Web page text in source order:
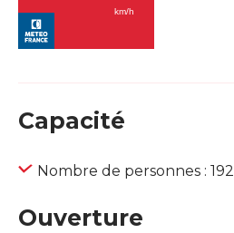
Capacité
Nombre de personnes : 192
Ouverture